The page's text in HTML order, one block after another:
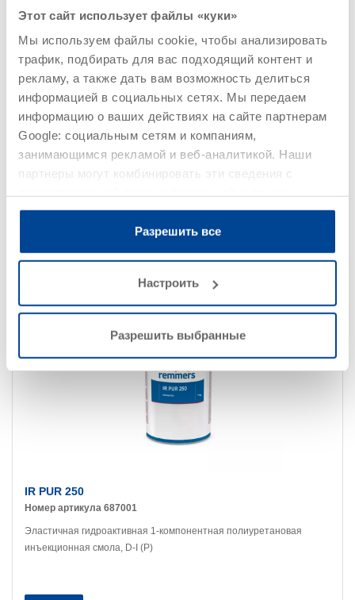
Этот сайт использует файлы «куки»
Мы используем файлы cookie, чтобы анализировать
трафик, подбирать для вас подходящий контент и
рекламу, а также дать вам возможность делиться
информацией в социальных сетях. Мы передаем
информацию о ваших действиях на сайте партнерам
Google: социальным сетям и компаниям,
занимающимся рекламой и веб-аналитикой. Наши
партнеры могут комбинировать эти сведения с
данными, которые они получили при использовании
Разрешить все
Настроить
Разрешить выбранные
IR PUR 2K rapid
Номер артикула 687601
Быстро расширяющаяся 2-компонентная гидроактивная
IR PUR 250
Номер артикула 687001
Эластичная гидроактивная 1-компонентная полиуретановая
инъекционная смола, D-I (P)